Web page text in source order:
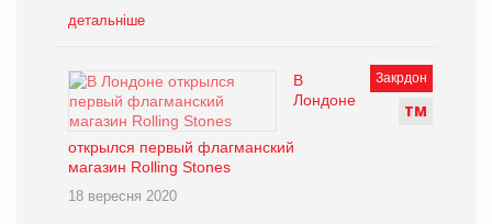
детальніше
Закрдон
ТМ
В
Лондоне
открылся первый флагманский
магазин Rolling Stones
18 вересня 2020